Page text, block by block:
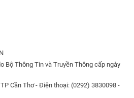
Bộ Thông Tin và Truyền Thông cấp ngày
Cần Thơ - Điện thoại: (0292) 3830098 -